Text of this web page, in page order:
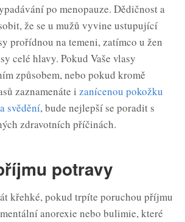
po menopauze. Dědičnost a
že se u mužů vyvine ustupující
prořídnou na temeni, zatímco u žen
celé hlavy. Pokud Vaše vlasy
způsobem, nebo pokud kromě
zaznamenáte i zanícenou pokožku
svědění, bude nejlepší se poradit s
zdravotních příčinách.
potravy
křehké, pokud trpíte poruchou příjmu
anorexie nebo bulimie, které